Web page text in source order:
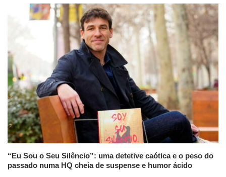
“Eu Sou o Seu Silêncio”: uma detetive caótica e o peso do
passado numa HQ cheia de suspense e humor ácido